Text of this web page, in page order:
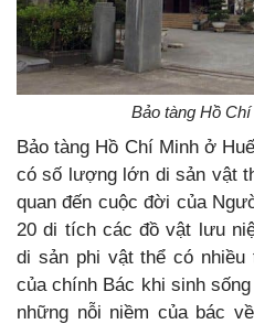
Bảo tàng Hồ
Bảo tàng Hồ Chí Minh ở
có số lượng lớn di sản vật
quan đến cuộc đời của
20 di tích các đồ vật lưu
di sản phi vật thể có
của chính Bác khi sinh
những nỗi niềm của bác